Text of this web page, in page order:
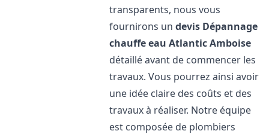
transparents, nous vous
fournirons undevis Dépannage
chauffe eau AtlanticAmboise
détaillé avant de commencer les
travaux. Vous pourrez ainsi avoir
une idée claire des coûts et des
travaux à réaliser. Notre équipe
est composée de plombiers